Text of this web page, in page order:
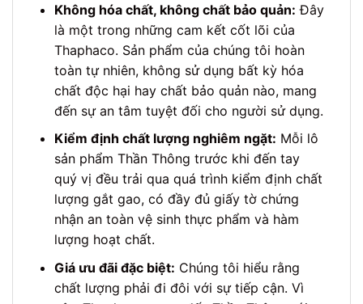
Không hóa chất, không chất bảo quản: Đây
là một trong những cam kết cốt lõi của
Thaphaco. Sản phẩm của chúng tôi hoàn
toàn tự nhiên, không sử dụng bất kỳ hóa
chất độc hại hay chất bảo quản nào, mang
đến sự an tâm tuyệt đối cho người sử dụng.
Kiểm định chất lượng nghiêm ngặt: Mỗi lô
sản phẩm Thần Thông trước khi đến tay
quý vị đều trải qua quá trình kiểm định chất
lượng gắt gao, có đầy đủ giấy tờ chứng
nhận an toàn vệ sinh thực phẩm và hàm
lượng hoạt chất.
Giá ưu đãi đặc biệt: Chúng tôi hiểu rằng
chất lượng phải đi đôi với sự tiếp cận. Vì